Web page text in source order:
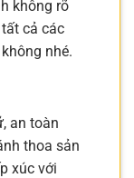
không rõ
cả các
nhé.
an toàn
thoa sản
xúc với